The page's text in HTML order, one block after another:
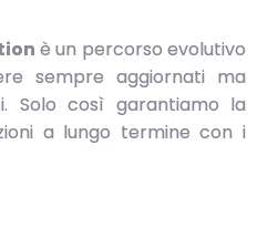
è un percorso evolutivo
sempre aggiornati ma
Solo così garantiamo la
a lungo termine con i